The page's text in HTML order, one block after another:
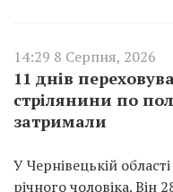
14:29 8 Серпня, 2026
11 днів
стрілянини по
затримали
У Чернівецькій
річного чоловіка. Він